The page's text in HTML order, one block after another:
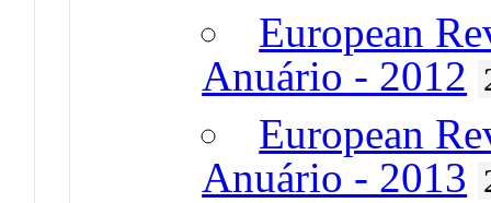
European
Anuário - 2012
European
Anuário - 2013